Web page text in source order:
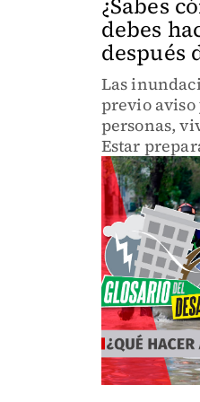
debes
después
Las
previo aviso
personas,
Estar
riesgos y